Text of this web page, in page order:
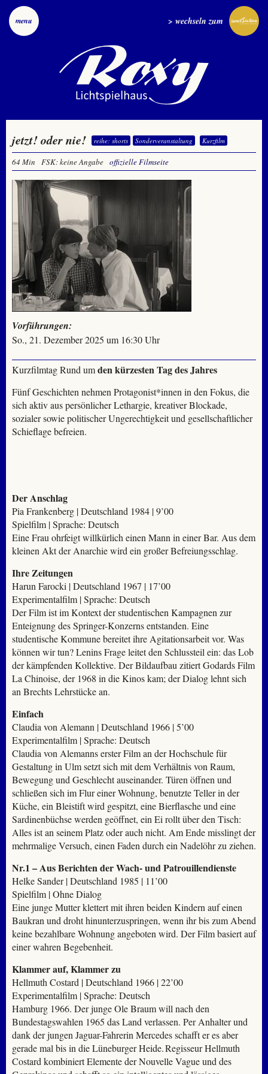
menu > wechseln zum
jetzt! oder nie! reihe: shorts Sonderveranstaltung Kurzfilm
64 Min FSK: keine Angabe offizielle Filmseite
Vorführungen:
So., 21. Dezember 2025 um 16:30 Uhr
Kurzfilmtag Rund umden kürzesten Tag des Jahres
Fünf Geschichten nehmen Protagonist*innen in den Fokus, die
sich aktiv aus persönlicher Lethargie, kreativer Blockade,
sozialer sowie politischer Ungerechtigkeit und gesellschaftlicher
Schieflage befreien.
Der Anschlag
Pia Frankenberg | Deutschland 1984 | 9’00
Spielfilm | Sprache: Deutsch
Eine Frau ohrfeigt willkürlich einen Mann in einer Bar. Aus dem
kleinen Akt der Anarchie wird ein großer Befreiungsschlag.
Ihre Zeitungen
Harun Farocki | Deutschland 1967 | 17’00
Experimentalfilm | Sprache: Deutsch
Der Film ist im Kontext der studentischen Kampagnen zur
Enteignung des Springer-Konzerns entstanden. Eine
studentische Kommune bereitet ihre Agitationsarbeit vor. Was
können wir tun? Lenins Frage leitet den Schlussteil ein: das Lob
der kämpfenden Kollektive. Der Bildaufbau zitiert Godards Film
La Chinoise, der 1968 in die Kinos kam; der Dialog lehnt sich
an Brechts Lehrstücke an.
Einfach
Claudia von Alemann | Deutschland 1966 | 5’00
Experimentalfilm | Sprache: Deutsch
Claudia von Alemanns erster Film an der Hochschule für
Gestaltung in Ulm setzt sich mit dem Verhältnis von Raum,
Bewegung und Geschlecht auseinander. Türen öffnen und
schließen sich im Flur einer Wohnung, benutzte Teller in der
Küche, ein Bleistift wird gespitzt, eine Bierflasche und eine
Sardinenbüchse werden geöffnet, ein Ei rollt über den Tisch:
Alles ist an seinem Platz oder auch nicht. Am Ende misslingt der
mehrmalige Versuch, einen Faden durch ein Nadelöhr zu ziehen.
Nr.1 – Aus Berichten der Wach- und Patrouillendienste
Helke Sander | Deutschland 1985 | 11’00
Spielfilm | Ohne Dialog
Eine junge Mutter klettert mit ihren beiden Kindern auf einen
Baukran und droht hinunterzuspringen, wenn ihr bis zum Abend
keine bezahlbare Wohnung angeboten wird. Der Film basiert auf
einer wahren Begebenheit.
Klammer auf, Klammer zu
Hellmuth Costard | Deutschland 1966 | 22’00
Experimentalfilm | Sprache: Deutsch
Hamburg 1966. Der junge Ole Braum will nach den
Bundestagswahlen 1965 das Land verlassen. Per Anhalter und
dank der jungen Jaguar-Fahrerin Mercedes schafft er es aber
gerade mal bis in die Lüneburger Heide. Regisseur Hellmuth
Costard kombiniert Elemente der Nouvelle Vague und des